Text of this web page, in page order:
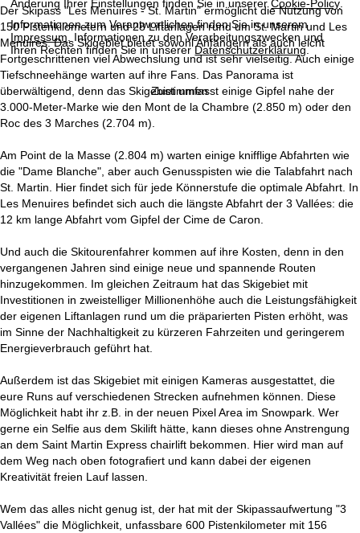
Änderung Ihrer Einstellungen finden Sie in unsererCookie-Policy.
Informationen zum Verantwortlichen finden Sie in unserem
Impressum. Informationen zu den Verarbeitungszwecken und
Ihren Rechten finden Sie in unsererDatenschutzerklärung.
Zustimmen
Der Skipass "Les Menuires - St. Martin" ermöglicht die Nutzung von
150 Pistenkilometern und 28 Liftanlagen rund um St. Martin und Les
Menuires. Das Skigebiet bietet sowohl Anfängern als auch leicht
Fortgeschrittenen viel Abwechslung und ist sehr vielseitig. Auch einige
Tiefschneehänge warten auf ihre Fans. Das Panorama ist
überwältigend, denn das Skigebiet umfasst einige Gipfel nahe der
3.000-Meter-Marke wie den Mont de la Chambre (2.850 m) oder den
Roc des 3 Marches (2.704 m).
Am Point de la Masse (2.804 m) warten einige knifflige Abfahrten wie
die "Dame Blanche", aber auch Genusspisten wie die Talabfahrt nach
St. Martin. Hier findet sich für jede Könnerstufe die optimale Abfahrt. In
Les Menuires befindet sich auch die längste Abfahrt der 3 Vallées: die
12 km lange Abfahrt vom Gipfel der Cime de Caron.
Und auch die Skitourenfahrer kommen auf ihre Kosten, denn in den
vergangenen Jahren sind einige neue und spannende Routen
hinzugekommen. Im gleichen Zeitraum hat das Skigebiet mit
Investitionen in zweistelliger Millionenhöhe auch die Leistungsfähigkeit
der eigenen Liftanlagen rund um die präparierten Pisten erhöht, was
im Sinne der Nachhaltigkeit zu kürzeren Fahrzeiten und geringerem
Energieverbrauch geführt hat.
Außerdem ist das Skigebiet mit einigen Kameras ausgestattet, die
eure Runs auf verschiedenen Strecken aufnehmen können. Diese
Möglichkeit habt ihr z.B. in der neuen Pixel Area im Snowpark. Wer
gerne ein Selfie aus dem Skilift hätte, kann dieses ohne Anstrengung
an dem Saint Martin Express chairlift bekommen. Hier wird man auf
dem Weg nach oben fotografiert und kann dabei der eigenen
Kreativität freien Lauf lassen.
Wem das alles nicht genug ist, der hat mit der Skipassaufwertung "3
Vallées" die Möglichkeit, unfassbare 600 Pistenkilometer mit 156